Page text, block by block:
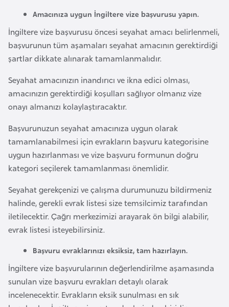
Amacınıza uygun İngiltere vize başvurusu yapın.
İngiltere vize başvurusu öncesi seyahat amacı belirlenmeli,
başvurunun tüm aşamaları seyahat amacının gerektirdiği
şartlar dikkate alınarak tamamlanmalıdır.
Seyahat amacınızın inandırıcı ve ikna edici olması,
amacınızın gerektirdiği koşulları sağlıyor olmanız vize
onayı almanızı kolaylaştıracaktır.
Başvurunuzun seyahat amacınıza uygun olarak
tamamlanabilmesi için evrakların başvuru kategorisine
uygun hazırlanması ve vize başvuru formunun doğru
kategori seçilerek tamamlanması önemlidir.
Seyahat gerekçenizi ve çalışma durumunuzu bildirmeniz
halinde, gerekli evrak listesi size temsilcimiz tarafından
iletilecektir. Çağrı merkezimizi arayarak ön bilgi alabilir,
evrak listesi isteyebilirsiniz.
Başvuru evraklarınızı eksiksiz, tam hazırlayın.
İngiltere vize başvurularının değerlendirilme aşamasında
sunulan vize başvuru evrakları detaylı olarak
incelenecektir. Evrakların eksik sunulması en sık
E
r
e
s
t
a
n
E
s
t
y
a